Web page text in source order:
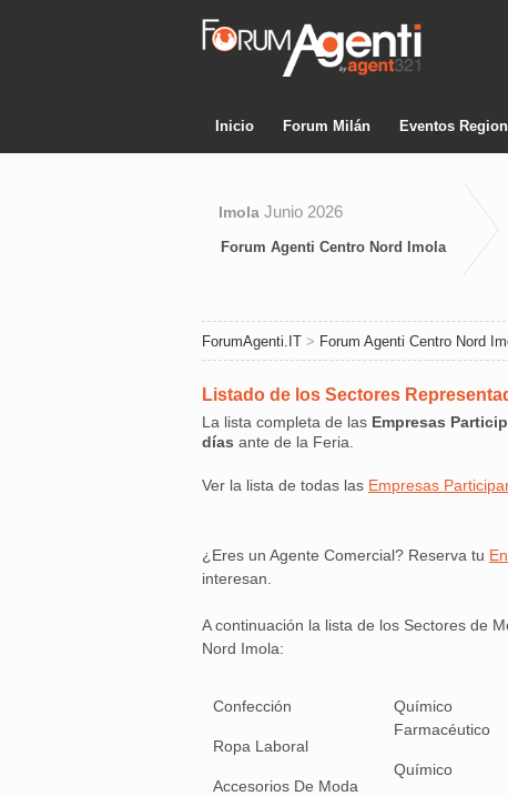
Inicio Forum Milán Eventos
Forum Agenti Centro Nord Imola
Imola Junio 2026
ForumAgenti.IT > Forum Agenti Centro Nord
Listado de los Sectores
La lista completa de las Empresas
días ante de la Feria.
Ver la lista de todas las Empresas
¿Eres un Agente Comercial? Reserva tu
interesan.
A continuación la lista de los Sectores de
Nord Imola:
Confección
Ropa Laboral
Accesorios De Moda
Químico
Farmacéutico
Químico